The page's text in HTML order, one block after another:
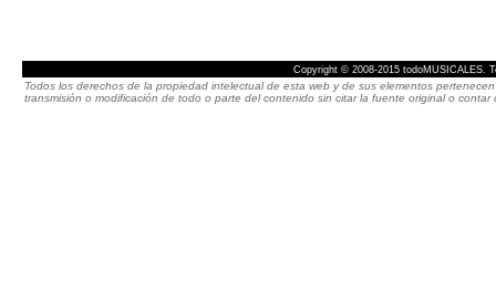
Copyright © 2008-2015 todoMUSICALES.
Todos los derechos de la propiedad intelectual de esta web y de sus elementos
transmisión o modificación de todo o parte del contenido sin citar la fuente original o